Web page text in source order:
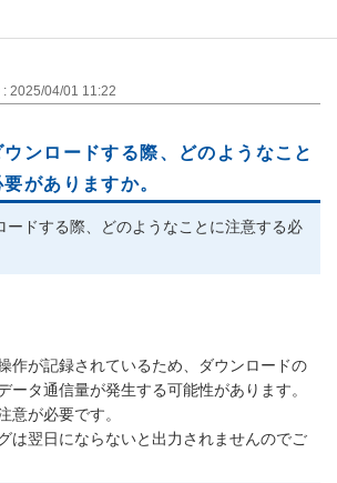
: 2025/04/01 11:22
ンロードする際、どのようなこと
がありますか。
ードする際、どのようなことに注意する必
作が記録されているため、ダウンロードの
ータ通信量が発生する可能性があります。
意が必要です。
は翌日にならないと出力されませんのでご